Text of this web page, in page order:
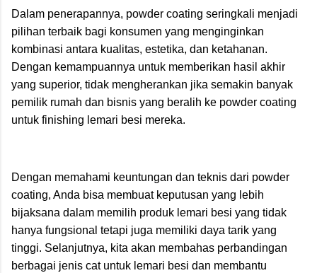
Dalam penerapannya, powder coating seringkali menjadi
pilihan terbaik bagi konsumen yang menginginkan
kombinasi antara kualitas, estetika, dan ketahanan.
Dengan kemampuannya untuk memberikan hasil akhir
yang superior, tidak mengherankan jika semakin banyak
pemilik rumah dan bisnis yang beralih ke powder coating
untuk finishing lemari besi mereka.
Dengan memahami keuntungan dan teknis dari powder
coating, Anda bisa membuat keputusan yang lebih
bijaksana dalam memilih produk lemari besi yang tidak
hanya fungsional tetapi juga memiliki daya tarik yang
tinggi. Selanjutnya, kita akan membahas perbandingan
berbagai jenis cat untuk lemari besi dan membantu